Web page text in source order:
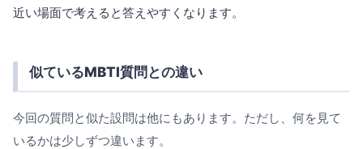
近い場面で考えると答えやすくなります。
似ているMBTI質問との違い
今回の質問と似た設問は他にもあります。ただし、何を見て
いるかは少しずつ違います。